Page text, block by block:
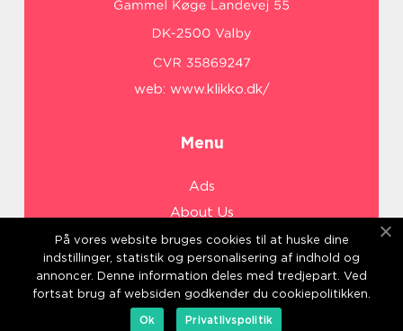
web: www.klikko.dk/
Menu
Ads
About Us
Cookies
Contact
Sitemap
På vores website bruges cookies til at huske dine
indstillinger, statistik og personalisering af indhold og
annoncer. Denne information deles med tredjepart. Ved
fortsat brug af websiden godkender du cookiepolitikken.
Ok
Privatlivspolitik